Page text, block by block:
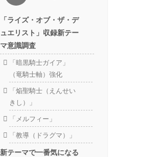
「ライズ・オブ・ザ・デ
ュエリスト」収録新テー
マ意識調査
「暗黒騎士ガイア」
（竜騎士軸）強化
「焔聖騎士（えんせい
きし）」
「メルフィー」
「教導（ドラグマ）」
新テーマで一番気になる